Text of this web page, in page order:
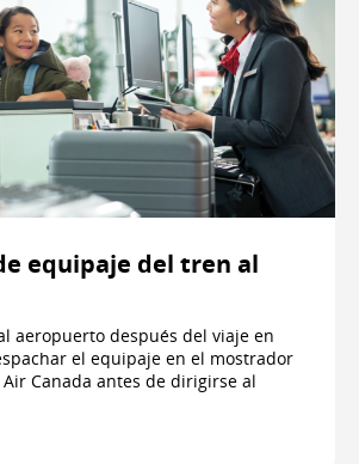
equipaje del tren al
aeropuerto después del viaje en
el equipaje en el mostrador
Canada antes de dirigirse al